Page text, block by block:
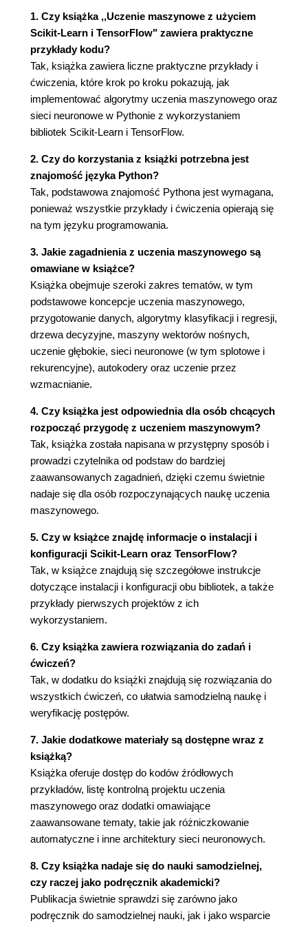
Praca z rzeczywistymi danymi
Przeanalizuj całokształt projektu
Określ zakres problemu
Wybierz metrykę wydajności
Sprawdź założenia
Zdobądź dane
Stwórz przestrzeń roboczą
Pobierz dane
Rzut oka na strukturę danych
Stwórz zbiór testowy
Odkrywaj i wizualizuj dane, aby zdobywać
nowe informacje
Wizualizowanie danych geograficznych
Eksperymentowanie z kombinacjami
atrybutów
Przygotuj dane pod algorytmy uczenia
maszynowego
Oczyszczanie danych
Obsługa tekstu i atrybutów
kategorialnych
Niestandardowe transformatory
Wybór i uczenie modelu
Trenowanie i ocena modelu za pomocą
zbioru uczącego
Dokładniejsze ocenianie za pomocą
sprawdzianu krzyżowego
Wyreguluj swój model
Metoda losowego przeszukiwania
Metody zespołowe
Analizuj najlepsze modele i ich błędy
Oceń system za pomocą zbioru
testowego
Uruchom, monitoruj i utrzymuj swój system
Ćwiczenia
Rozdział 3. Klasyfikacja
Zbiór danych MNIST
Uczenie klasyfikatora binarnego
Miary wydajności
Pomiar dokładności za pomocą
Macierz pomyłek
Precyzja i pełność
Kompromis pomiędzy precyzją a
pełnością
Wykres krzywej ROC
Analiza błędów
Klasyfikacja wieloetykietowa
Klasyfikacja wielowyjściowa
Ćwiczenia
1. Czy książka ,,Uczenie maszynowe z użyciem
Scikit-Learn i TensorFlow" zawiera praktyczne
przykłady kodu?
Tak, książka zawiera liczne praktyczne przykłady i
ćwiczenia, które krok po kroku pokazują, jak
implementować algorytmy uczenia maszynowego oraz
sieci neuronowe w Pythonie z wykorzystaniem
bibliotek Scikit-Learn i TensorFlow.
2. Czy do korzystania z książki potrzebna jest
znajomość języka Python?
Tak, podstawowa znajomość Pythona jest wymagana,
ponieważ wszystkie przykłady i ćwiczenia opierają się
na tym języku programowania.
3. Jakie zagadnienia z uczenia maszynowego są
omawiane w książce?
Książka obejmuje szeroki zakres tematów, w tym
podstawowe koncepcje uczenia maszynowego,
przygotowanie danych, algorytmy klasyfikacji i regresji,
drzewa decyzyjne, maszyny wektorów nośnych,
uczenie głębokie, sieci neuronowe (w tym splotowe i
rekurencyjne), autokodery oraz uczenie przez
wzmacnianie.
4. Czy książka jest odpowiednia dla osób chcących
rozpocząć przygodę z uczeniem maszynowym?
Tak, książka została napisana w przystępny sposób i
prowadzi czytelnika od podstaw do bardziej
zaawansowanych zagadnień, dzięki czemu świetnie
nadaje się dla osób rozpoczynających naukę uczenia
maszynowego.
5. Czy w książce znajdę informacje o instalacji i
konfiguracji Scikit-Learn oraz TensorFlow?
Tak, w książce znajdują się szczegółowe instrukcje
dotyczące instalacji i konfiguracji obu bibliotek, a także
przykłady pierwszych projektów z ich
wykorzystaniem.
6. Czy książka zawiera rozwiązania do zadań i
ćwiczeń?
Tak, w dodatku do książki znajdują się rozwiązania do
wszystkich ćwiczeń, co ułatwia samodzielną naukę i
weryfikację postępów.
7. Jakie dodatkowe materiały są dostępne wraz z
książką?
Książka oferuje dostęp do kodów źródłowych
przykładów, listę kontrolną projektu uczenia
maszynowego oraz dodatki omawiające
zaawansowane tematy, takie jak różniczkowanie
automatyczne i inne architektury sieci neuronowych.
8. Czy książka nadaje się do nauki samodzielnej,
czy raczej jako podręcznik akademicki?
Publikacja świetnie sprawdzi się zarówno jako
podręcznik do samodzielnej nauki, jak i jako wsparcie